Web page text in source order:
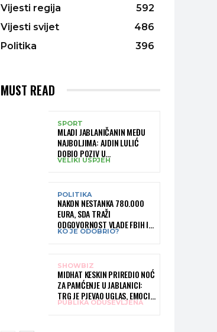
Vijesti regija
592
Vijesti svijet
486
Politika
396
MUST READ
SPORT
MLADI JABLANIČANIN MEĐU
NAJBOLJIMA: AJDIN LULIĆ
DOBIO POZIV U
REPREZENTACIJU BIH –
VELIKI USPJEH
POLITIKA
NAKON NESTANKA 780.000
EURA, SDA TRAŽI
ODGOVORNOST VLADE FBIH I
RUKOVODSTVA IGMANA
KO JE ODOBRIO?
SHOWBIZ
MIDHAT KESKIN PRIREDIO NOĆ
ZA PAMĆENJE U JABLANICI:
TRG JE PJEVAO UGLAS, EMOCIJE
PREPLAVILE RODNI GRAD
PUBLIKA ODUŠEVLJENA